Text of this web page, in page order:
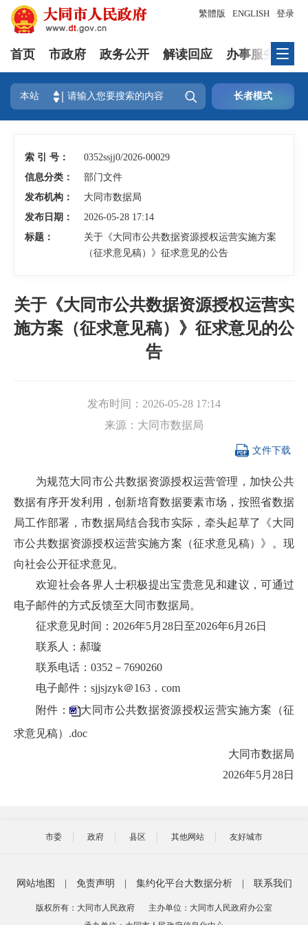
登录
繁體版 ENGLISH
首页 市政府 政务公开 解读回应 办事服务
本站  长者模式
索 引 号：
0352ssjj0/2026-00029
信息分类：
部门文件
发布机构：
大同市数据局
发布日期：
2026-05-28 17:14
标题：
关于《大同市公共数据资源授权运营实施方案
（征求意见稿）》征求意见的公告
关于《大同市公共数据资源授权运营实
施方案（征求意见稿）》征求意见的公
告
发布时间： 2026-05-28 17:14
来源： 大同市数据局
 文件下载
为规范大同市公共数据资源授权运营管理，加快公共
数据有序开发利用，创新培育数据要素市场，按照省数据
局工作部署，市数据局结合我市实际，牵头起草了《大同
市公共数据资源授权运营实施方案（征求意见稿）》。现
向社会公开征求意见。
欢迎社会各界人士积极提出宝贵意见和建议，可通过
电子邮件的方式反馈至大同市数据局。
征求意见时间：2026年5月28日至2026年6月26日
联系人：郝璇
联系电话：0352－7690260
电子邮件：sjjsjzyk＠163．com
附件：
大同市公共数据资源授权运营实施方案（征
求意见稿）.doc
大同市数据局
2026年5月28日
市委 政府 县区 其他网站 友好城市
网站地图 免责声明 集约化平台大数据分析 联系我们
版权所有：大同市人民政府
主办单位：大同市人民政府办公室